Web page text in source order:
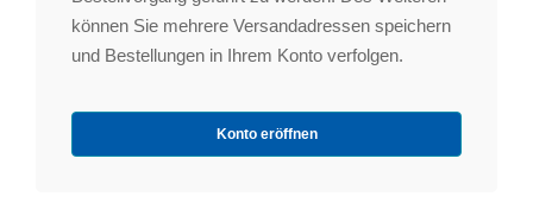
können Sie mehrere Versandadressen speichern
und Bestellungen in Ihrem Konto verfolgen.
Konto eröffnen